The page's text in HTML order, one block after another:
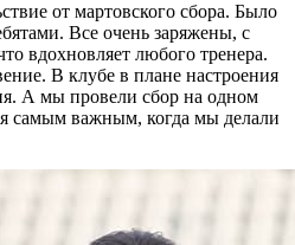
от мартовского сбора. Было
Все очень заряжены, с
вдохновляет любого тренера.
В клубе в плане настроения
А мы провели сбор на одном
самым важным, когда мы делали